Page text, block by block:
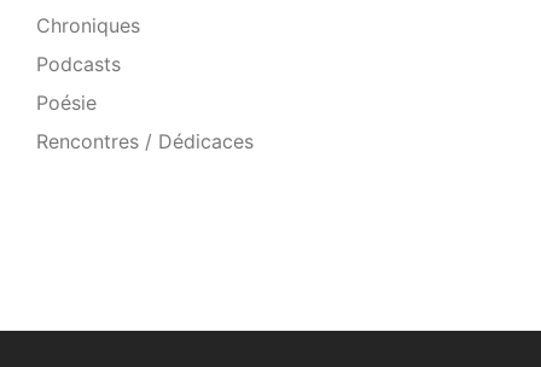
Chroniques
Podcasts
Poésie
Rencontres / Dédicaces